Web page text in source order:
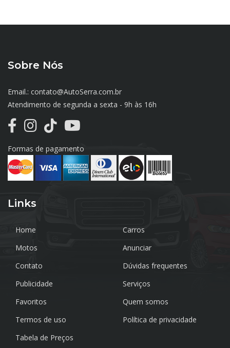
Sobre Nós
Email.: contato@AutoSerra.com.br
Atendimento de segunda a sexta - 9h às 16h
Formas de pagamento
Links
Home
Carros
Motos
Anunciar
Contato
Dúvidas frequentes
Publicidade
Serviços
Favoritos
Quem somos
Termos de uso
Política de privacidade
Tabela de Preços